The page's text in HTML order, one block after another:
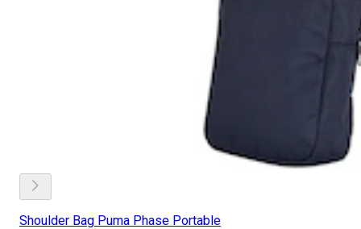
Shoulder Bag Puma Phase Portable